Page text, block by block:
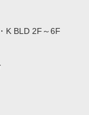
K BLD 2F～6F